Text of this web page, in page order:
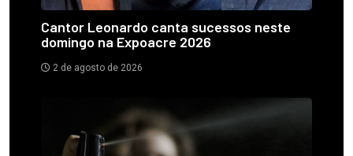
Cantor Leonardo canta sucessos neste
domingo na Expoacre 2026
2 de agosto de 2026